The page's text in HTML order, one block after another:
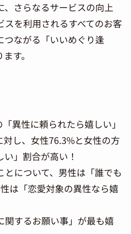
、さらなるサービスの向上
スを利用されるすべてのお客
つながる「いいめぐり逢
す。
異性に頼られたら嬉しい」
し、女性76.3%と女性の方
」割合が高い！
について、男性は「誰でも
は「恋愛対象の異性なら嬉
するお願い事」が最も嬉